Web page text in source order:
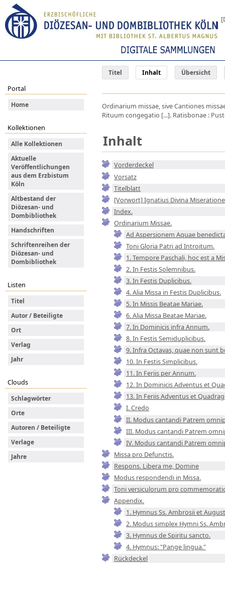
Titel Inhalt Übersicht
Portal
Home
Kollektionen
Alle Kollektionen
Aktuelle
Veröffentlichungen
aus dem Erzbistum
Köln
Altbestand der
Diözesan- und
Dombibliothek
Handschriften
Schriftenreihen der
Diözesan- und
Dombibliothek
Listen
Titel
Autor / Beteiligte
Ort
Verlag
Jahr
Clouds
Schlagwörter
Orte
Autoren / Beteiligte
Verlage
Jahre
Ordinarium missae, sive Cantiones
Rituum congegatio [...]. Ratisbonae :
Inhalt
Vorderdeckel
Vorsatz
Titelblatt
[Vorwort] Ignatius Divina
Index.
Ordinarium Missae.
Ad Aspersionem Aquae
Toni Gloria Patri ad Introitum.
1. Tempore Paschali, hoc est a
2. In Festis Solemnibus.
3. In Festis Duplicibus.
4. Alia Missa in Festis Duplicibus.
5. In Missis Beatae Mariae.
6. Alia Missa Beatae Mariae.
7. In Dominicis infra Annum.
8. In Festis Semiduplicibus.
9. Infra Octavas, quae non sunt
10. In Festis Simplicibus.
11. In Feriis per Annum.
12. In Dominicis Adventus et
13. In Feriis Adventus et
I. Credo
II. Modus cantandi Patrem
III. Modus cantandi Patrem
IV. Modus cantandi Patrem
Missa pro Defunctis.
Respons. Libera me, Domine
Modus respondendi in Missa.
Toni versiculorum pro
Appendix.
1. Hymnus Ss. Ambrosii et
2. Modus simplex Hymni Ss.
3. Hymnus de Spiritu sancto.
4. Hymnus: "Pange lingua."
Rückdeckel